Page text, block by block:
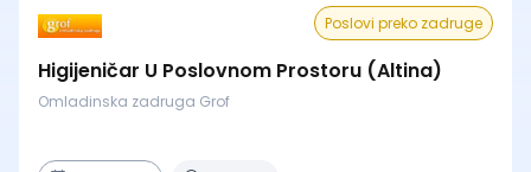
Poslovi preko zadruge
Higijeničar U Poslovnom Prostoru (Altina)
Omladinska zadruga Grof